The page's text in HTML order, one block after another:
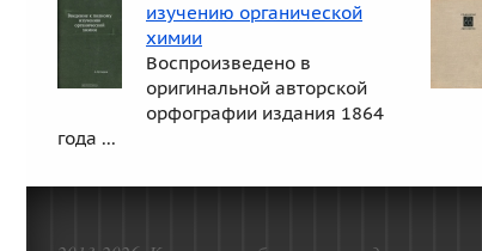
изучению органической
химии
Воспроизведено в
оригинальной авторской
орфографии издания 1864
года ...